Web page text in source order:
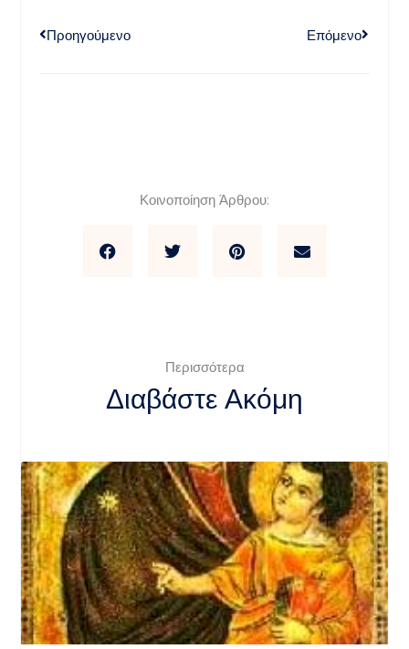
Προηγούμενο Επόμενο
Κοινοποίηση Άρθρου:
Περισσότερα
Διαβάστε Ακόμη